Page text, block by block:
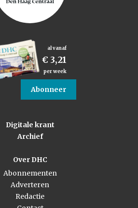
al vanaf
€ 3,21
per week
Abonneer
Digitale krant
Archief
Over DHC
Abonnementen
Adverteren
Redactie